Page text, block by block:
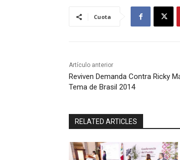
Cuota
Artículo anterior
Reviven Demanda Contra Ricky
Tema de Brasil 2014
RELATED ARTICLES